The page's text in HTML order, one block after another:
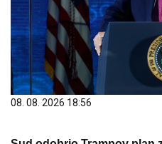
08. 08. 2026 18:56